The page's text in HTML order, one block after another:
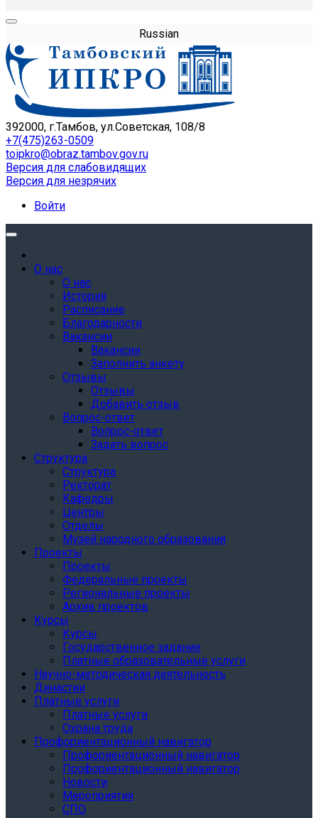
Russian
392000, г.Тамбов, ул.Советская, 108/8
+7(475)263-0509
toipkro@obraz.tambov.gov.ru
Версия для слабовидящих
Версия для незрячих
Войти
О нас
О нас
История
Расписание
Благодарности
Вакансии
Вакансии
Заполнить анкету
Отзывы
Отзывы
Добавить отзыв
Вопрос-ответ
Вопрос-ответ
Задать вопрос
Структура
Структура
Ректорат
Кафедры
Центры
Отделы
Музей народного образования
Проекты
Проекты
Федеральные проекты
Региональные проекты
Архив проектов
Курсы
Курсы
Государственное задание
Платные образовательные услуги
Научно-методическая деятельность
Династии
Платные услуги
Платные услуги
Охрана труда
Профориентационный навигатор
Профориентационный навигатор
Профориентационный навигатор
Новости
Мероприятия
СПО